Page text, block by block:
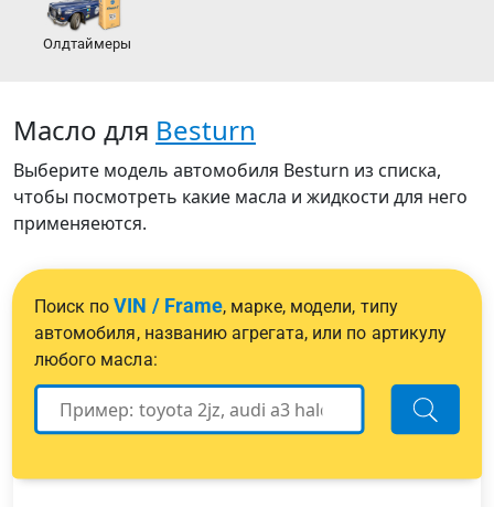
Олдтаймеры
Масло для Besturn
Выберите модель автомобиля Besturn из списка,
чтобы посмотреть какие масла и жидкости для него
применяеются.
Поиск поVIN / Frame, марке, модели, типу
автомобиля, названию агрегата, или по артикулу
любого масла: